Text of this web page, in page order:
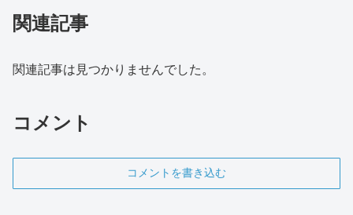
関連記事
関連記事は見つかりませんでした。
コメント
コメントを書き込む